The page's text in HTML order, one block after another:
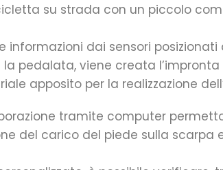
su strada con un piccolo
dai sensori posizionati
pedalata, viene creata
apposito per la realizzazione
tramite computer
del carico del piede sulla scarpa